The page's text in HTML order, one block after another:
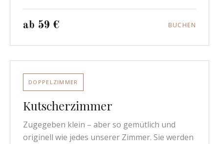
ab 59 € BUCHEN
DOPPELZIMMER
Kutscherzimmer
Zugegeben klein – aber so gemütlich und
originell wie jedes unserer Zimmer. Sie werden